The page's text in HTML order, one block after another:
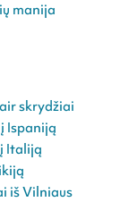
manija
skrydžiai
Ispaniją
Italiją
iš Vilniaus